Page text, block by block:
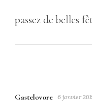
passez de belles
Gastelovore 6 janvier